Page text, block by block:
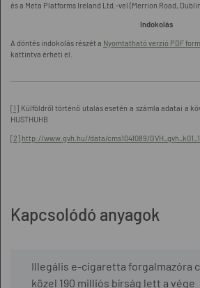
és a Meta Platforms Ireland Ltd.-vel (Merrion Road,
Indokolás
A döntés indokolás részét a Nyomtatható verzió PDF
kattintva érheti el.
[1] Külföldről történő utalás esetén a számla adatai a
HUSTHUHB
[2] http://www.gvh.hu//data/cms1041089/
Kapcsolódó anyagok
Illegális e-cigaretta forgalmazóra
közel 190 milliós bírság lett a vége